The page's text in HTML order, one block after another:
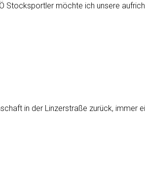
Stocksportler möchte ich unsere
in der Linzerstraße zurück, immer